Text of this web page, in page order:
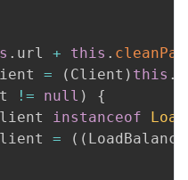
. url + this .
= ( Client ) this .
!= null )
{
instanceof
= ( (